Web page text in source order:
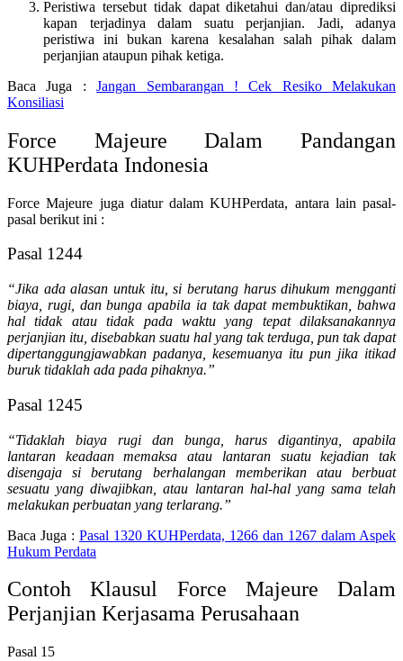
Peristiwa tersebut tidak dapat diketahui dan/atau diprediksi
kapan terjadinya dalam suatu perjanjian. Jadi, adanya
peristiwa ini bukan karena kesalahan salah pihak dalam
perjanjian ataupun pihak ketiga.
Baca Juga :Jangan Sembarangan ! Cek Resiko Melakukan
Konsiliasi
Force Majeure Dalam Pandangan
KUHPerdata Indonesia
Force Majeure juga diatur dalam KUHPerdata, antara lain pasal-
pasal berikut ini :
Pasal 1244
“Jika ada alasan untuk itu, si berutang harus dihukum mengganti
biaya, rugi, dan bunga apabila ia tak dapat membuktikan, bahwa
hal tidak atau tidak pada waktu yang tepat dilaksanakannya
perjanjian itu, disebabkan suatu hal yang tak terduga, pun tak dapat
dipertanggungjawabkan padanya, kesemuanya itu pun jika itikad
buruk tidaklah ada pada pihaknya.”
Pasal 1245
“Tidaklah biaya rugi dan bunga, harus digantinya, apabila
lantaran keadaan memaksa atau lantaran suatu kejadian tak
disengaja si berutang berhalangan memberikan atau berbuat
sesuatu yang diwajibkan, atau lantaran hal-hal yang sama telah
melakukan perbuatan yang terlarang.”
Baca Juga : Pasal 1320 KUHPerdata, 1266 dan 1267 dalam Aspek
Hukum Perdata
Contoh Klausul Force Majeure Dalam
Perjanjian Kerjasama Perusahaan
Pasal 15